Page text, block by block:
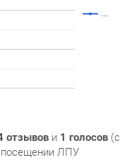
…
отзывов и 1 голосов (с
посещении ЛПУ